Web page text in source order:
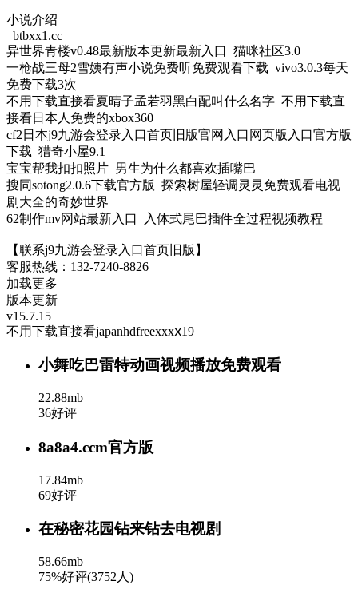
小说介绍
btbxx1.cc
异世界青楼v0.48最新版本更新最新入口 猫咪社区3.0
一枪战三母2雪姨有声小说免费听免费观看下载 vivo3.0.3每天
免费下载3次
不用下载直接看夏晴子孟若羽黑白配叫什么名字 不用下载直
接看日本人免费的xbox360
cf2日本j9九游会登录入口首页旧版官网入口网页版入口官方版
下载 猎奇小屋9.1
宝宝帮我扣扣照片 男生为什么都喜欢插嘴巴
搜同sotong2.0.6下载官方版 探索树屋轻调灵灵免费观看电视
剧大全的奇妙世界
62制作mv网站最新入口 入体式尾巴插件全过程视频教程
【联系j9九游会登录入口首页旧版】
客服热线：132-7240-8826
加载更多
版本更新
v15.7.15
不用下载直接看japanhdfreexxxⅹ19
小舞吃巴雷特动画视频播放免费观看
22.88mb
36好评
8a8a4.ccm官方版
17.84mb
69好评
在秘密花园钻来钻去电视剧
58.66mb
75%好评(3752人)